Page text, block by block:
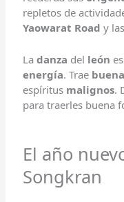
repletos de
Yaowarat Road y
Ladanza del león
energía. Trae
espíritus malignos.
para traerles buena
El año
Songkran